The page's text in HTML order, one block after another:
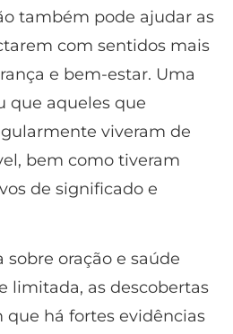
também pode ajudar as
com sentidos mais
e bem-estar. Uma
que aqueles que
viveram de
bem como tiveram
de significado e
sobre oração e saúde
limitada, as descobertas
que há fortes evidências